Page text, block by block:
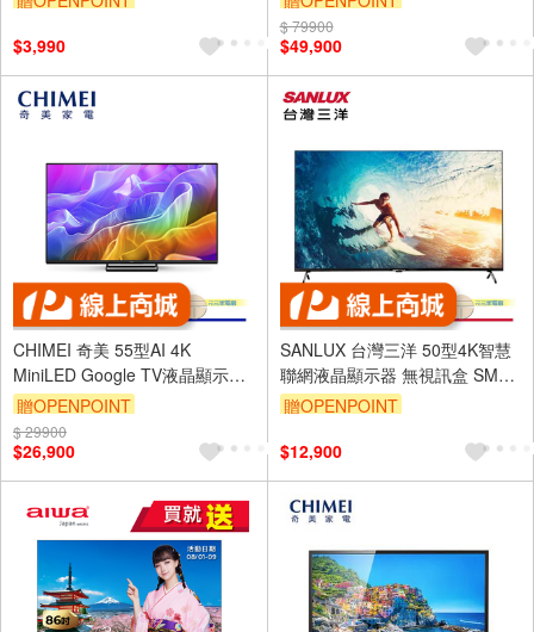
$3,990
訊盒 55OLED809
$ 79900
$49,900
CHIMEI 奇美 55型AI 4K
MiniLED Google TV液晶顯示器
不含視訊盒 TL-55UM20
贈OPENPOINT
$ 29900
$26,900
SANLUX 台灣三洋 50型4K智慧
聯網液晶顯示器 無視訊盒 SMT-
50FG3
贈OPENPOINT
$12,900